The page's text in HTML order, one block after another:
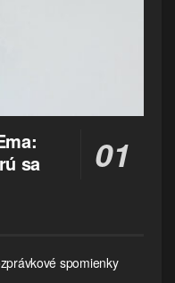
sa
spomienky